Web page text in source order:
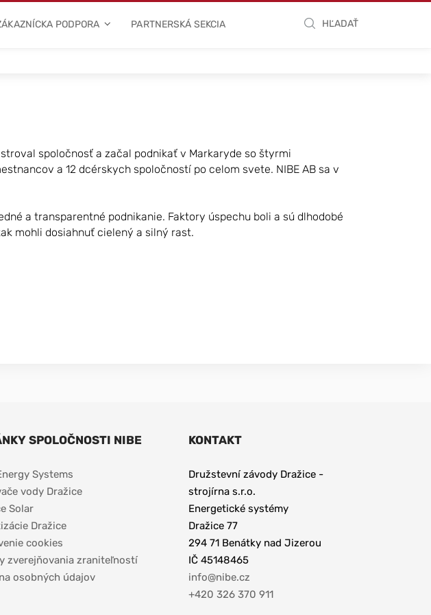
PODPORA PARTNERSKÁ SEKCIA HĽADAŤ
spoločnosť a začal podnikať v Markaryde so štyrmi
a 12 dcérskych spoločností po celom svete. NIBE AB sa v
a transparentné podnikanie. Faktory úspechu boli a sú dlhodobé
mohli dosiahnuť cielený a silný rast.
SPOLOČNOSTI NIBE
Systems
vody Dražice
Solar
Dražice
cookies
zverejňovania zraniteľností
osobných údajov
KONTAKT
Družstevní závody Dražice -
strojírna s.r.o.
Energetické systémy
Dražice 77
294 71 Benátky nad Jizerou
IČ 45148465
info@nibe.cz
+420 326 370 911